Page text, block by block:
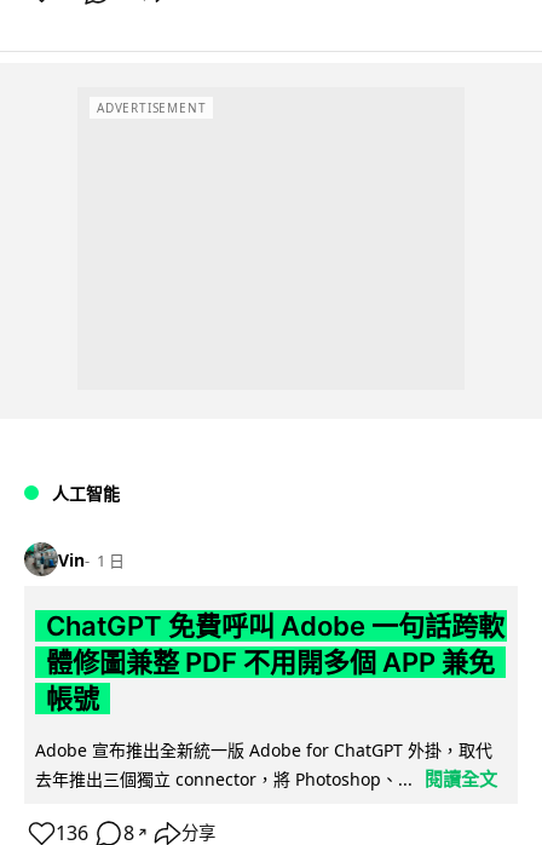
ADVERTISEMENT
人工智能
Vin 1 日
ChatGPT 免費呼叫 Adobe 一句話跨軟
體修圖兼整 PDF 不用開多個 APP 兼免
帳號
Adobe 宣布推出全新統一版 Adobe for ChatGPT 外掛，取代
去年推出三個獨立 connector，將 Photoshop、...
閱讀全文
136 8 ↗ 分享